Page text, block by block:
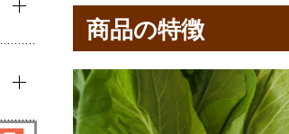
商品の特徴